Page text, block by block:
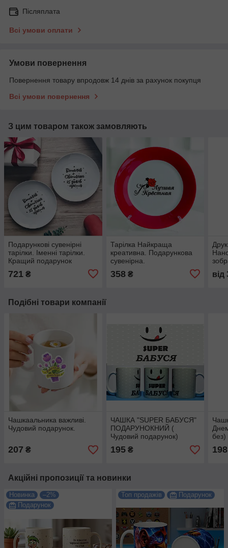
Післяплата
Всі умови оплати
Умови повернення
Повернення товару впродовж 14 днів за рахунок покупця
Всі умови повернення
З цим товаром також замовляють
Подарункові сувенірні
тарілки. Іменні тарілки.
Кращий подарунок
721 ₴
Тарілка Найкраща
креативна. Подарункова
сувенірна.
358₴ від
Подібні товари компанії
Чашкаальника важливі.
Чудовий подарунок.
207 ₴
ЧАШКА "SUPER БАБУСЯ"
ПОДАРУНОКНИЙ (
Чудовий подарунок)
195₴
без)
198
Акційні пропозиції та новинки
Новинка
–2%
Подарунок
Топ продажів Подарунок